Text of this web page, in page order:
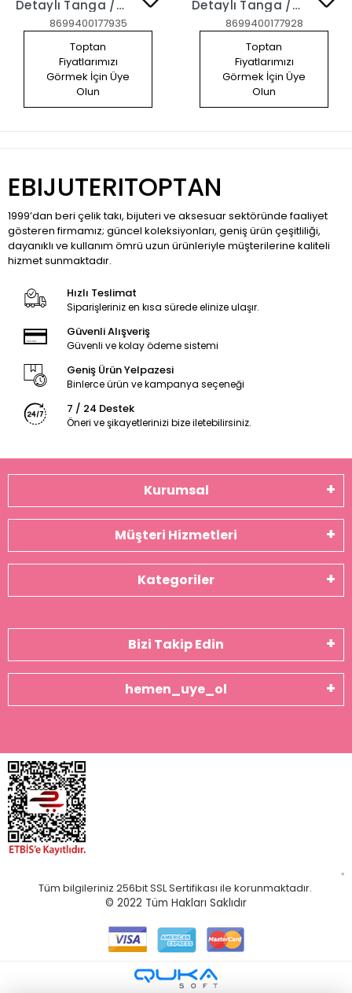
Detaylı Tanga /
Külot8699400177935
Toptan
Fiyatlarımızı
Görmek İçin Üye
Olun
Detaylı Tanga /
Külot8699400177928
Toptan
Fiyatlarımızı
Görmek İçin Üye
Olun
EBIJUTERITOPTAN
1999’dan beri çelik takı, bijuteri ve aksesuar sektöründe faaliyet
gösteren firmamız; güncel koleksiyonları, geniş ürün çeşitliliği,
dayanıklı ve kullanım ömrü uzun ürünleriyle müşterilerine kaliteli
hizmet sunmaktadır.
Hızlı Teslimat
Siparişleriniz en kısa sürede elinize ulaşır.
Güvenli Alışveriş
Güvenli ve kolay ödeme sistemi
Geniş Ürün Yelpazesi
Binlerce ürün ve kampanya seçeneği
7 / 24 Destek
Öneri ve şikayetlerinizi bize iletebilirsiniz.
Kurumsal
Müşteri Hizmetleri
Kategoriler
Bizi Takip Edin
hemen_uye_ol
Tüm bilgileriniz 256bit SSL Sertifikası ile korunmaktadır.
© 2022 Tüm Hakları Saklıdır